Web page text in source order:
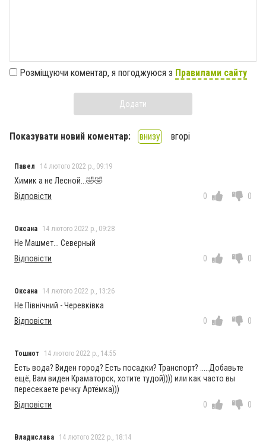
Розміщуючи коментар, я погоджуюся з Правилами сайту
Додати
Показувати новий коментар: внизу вгорі
Павел 14 лютого 2022 р., 09:19
Химик а не Лесной...🤣🤣
Відповісти
0 0
Оксана 14 лютого 2022 р., 09:28
Не Машмет... Северный
Відповісти
0 0
Оксана 14 лютого 2022 р., 13:26
Не Північний - Черевківка
Відповісти
0 0
Тошнот 14 лютого 2022 р., 14:55
Есть вода? Виден город? Есть посадки? Транспорт? .....Добавьте
ещё, Вам виден Краматорск, хотите тудой)))) или как часто вы
пересекаете речку Артёмка)))
Відповісти
0 0
Владислава 14 лютого 2022 р., 18:14